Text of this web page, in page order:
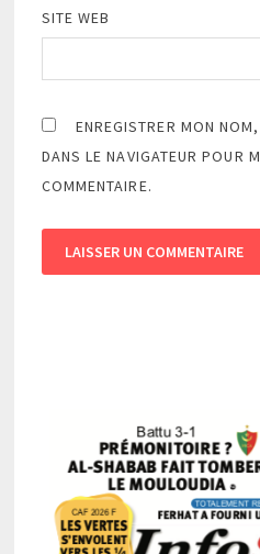
SITE WEB
ENREGISTRER MON
DANS LE NAVIGATEUR POUR
COMMENTAIRE.